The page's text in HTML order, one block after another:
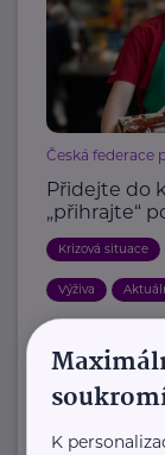
Česká federace
Přidejte do
„přihrajte“
Krizová situace
Výživa
K